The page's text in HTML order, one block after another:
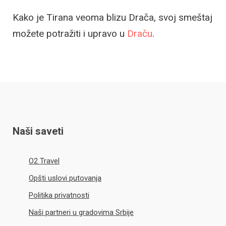
Kako je Tirana veoma blizu Drača, svoj smeštaj
možete potražiti i upravo u Draču.
Naši saveti
O2 Travel
Opšti uslovi putovanja
Politika privatnosti
Naši partneri u gradovima Srbije